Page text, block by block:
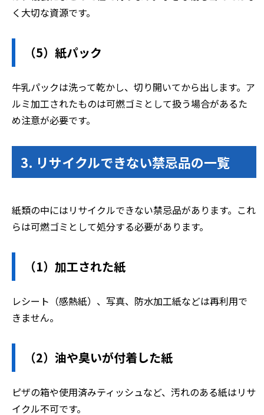
く大切な資源です。
（5）紙パック
牛乳パックは洗って乾かし、切り開いてから出します。ア
ルミ加工されたものは可燃ゴミとして扱う場合があるた
め注意が必要です。
3. リサイクルできない禁忌品の一覧
紙類の中にはリサイクルできない禁忌品があります。これ
らは可燃ゴミとして処分する必要があります。
（1）加工された紙
レシート（感熱紙）、写真、防水加工紙などは再利用で
きません。
（2）油や臭いが付着した紙
ピザの箱や使用済みティッシュなど、汚れのある紙はリサ
イクル不可です。